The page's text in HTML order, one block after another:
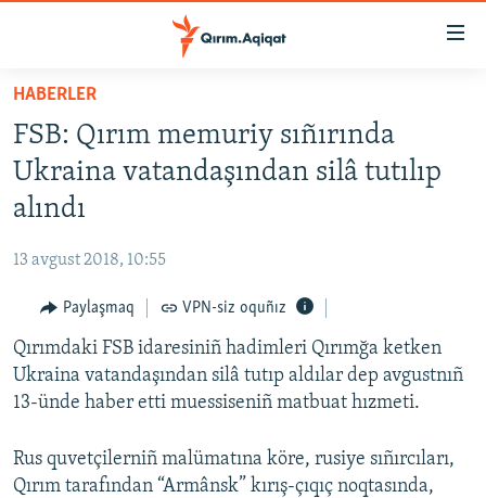
Esas
qaytmaq
Baş
navigatsiyağa
qaytmaq
Qıdıruvğa
qaytmaq
SİYASET
İQTİSADİYAT
MEDENİYET
İNSAN AQLARI
VİDEO
SÜRET
FİKİR
HABERLER
FSB: Qırım memuriy sıñırında
Ukraina vatandaşından silâ tutılıp
alındı
13 avgust 2018, 10:55
Paylaşmaq VPN-siz oquñız
Qırımdaki FSB idaresiniñ hadimleri Qırımğa ketken
Ukraina vatandaşından silâ tutıp aldılar dep avgustnıñ
13-ünde haber etti muessiseniñ matbuat hızmeti.
Rus quvetçilerniñ malümatına köre, rusiye sıñırcıları,
Qırım tarafından “Armânsk” kırış-çıqıç noqtasında,